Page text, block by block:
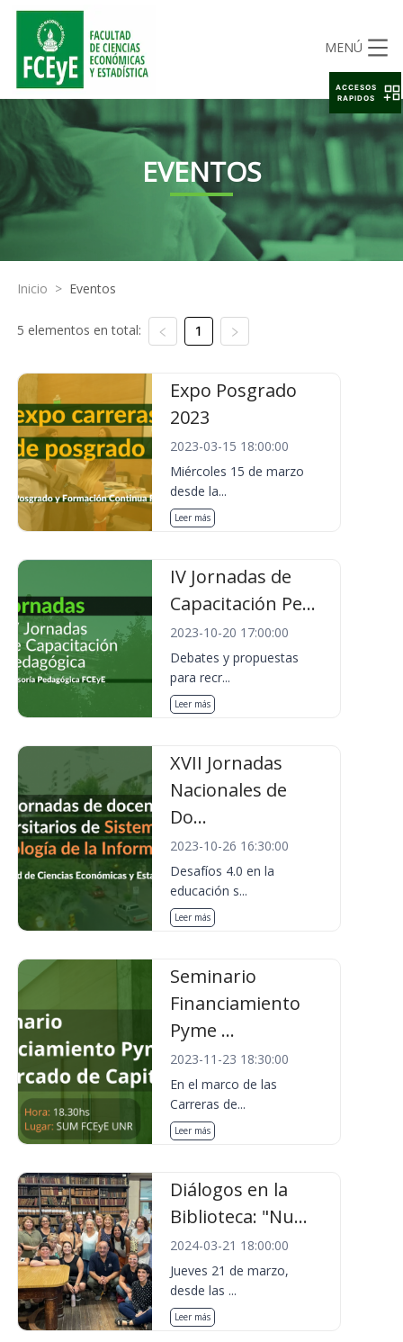
MENÚ
EVENTOS
Inicio > Eventos
5 elementos en total: 1
Expo Posgrado
2023
2023-03-15 18:00:00
Miércoles 15 de marzo
desde la...
Leer más
IV Jornadas de
Capacitación Pe...
2023-10-20 17:00:00
Debates y propuestas
para recr...
Leer más
XVII Jornadas
Nacionales de
Do...
2023-10-26 16:30:00
Desafíos 4.0 en la
educación s...
Leer más
Seminario
Financiamiento
Pyme ...
2023-11-23 18:30:00
En el marco de las
Carreras de...
Leer más
Diálogos en la
Biblioteca: "Nu...
2024-03-21 18:00:00
Jueves 21 de marzo,
desde las ...
Leer más
ACCESOS
RAPIDOS